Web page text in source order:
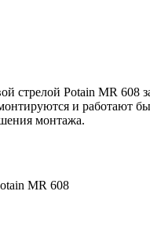
стрелой Potain MR 608
и работают
монтажа.